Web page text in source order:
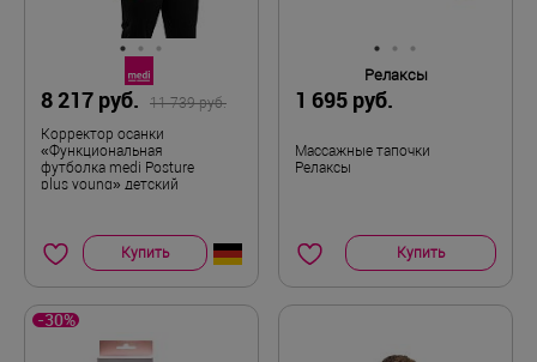
8 217 руб.
11 739 руб.
Корректор осанки
«Функциональная
футболка medi Posture
plus young» детский
Купить
Релаксы
1 695 руб.
Массажные тапочки
Релаксы
Купить
-30%